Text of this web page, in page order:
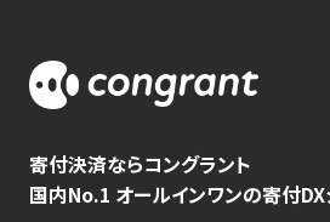
寄付決済ならコングラント
国内No.1 オールインワンの寄付DX